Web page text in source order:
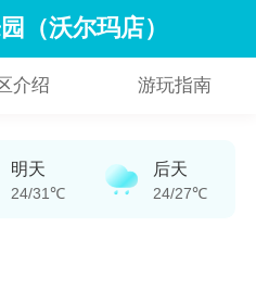
（沃尔玛店）
介绍 游玩指南
明天
24/31℃
后天
24/27℃